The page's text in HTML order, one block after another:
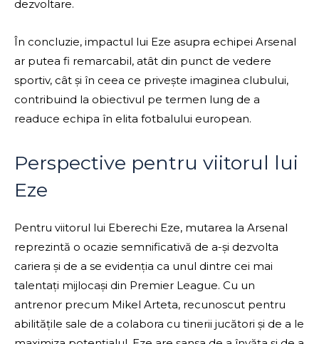
dezvoltare.
În concluzie, impactul lui Eze asupra echipei Arsenal
ar putea fi remarcabil, atât din punct de vedere
sportiv, cât și în ceea ce privește imaginea clubului,
contribuind la obiectivul pe termen lung de a
readuce echipa în elita fotbalului european.
Perspective pentru viitorul lui
Eze
Pentru viitorul lui Eberechi Eze, mutarea la Arsenal
reprezintă o ocazie semnificativă de a-și dezvolta
cariera și de a se evidenția ca unul dintre cei mai
talentați mijlocași din Premier League. Cu un
antrenor precum Mikel Arteta, recunoscut pentru
abilitățile sale de a colabora cu tinerii jucători și de a le